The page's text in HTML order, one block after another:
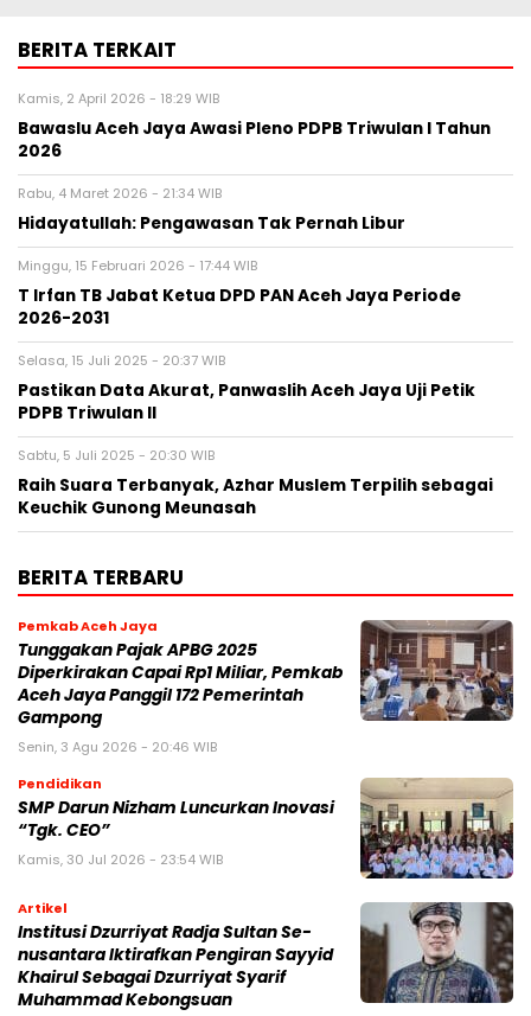
BERITA TERKAIT
Kamis, 2 April 2026 - 18:29 WIB
Bawaslu Aceh Jaya Awasi Pleno PDPB Triwulan I Tahun
2026
Rabu, 4 Maret 2026 - 21:34 WIB
Hidayatullah: Pengawasan Tak Pernah Libur
Minggu, 15 Februari 2026 - 17:44 WIB
T Irfan TB Jabat Ketua DPD PAN Aceh Jaya Periode
2026-2031
Selasa, 15 Juli 2025 - 20:37 WIB
Pastikan Data Akurat, Panwaslih Aceh Jaya Uji Petik
PDPB Triwulan II
Sabtu, 5 Juli 2025 - 20:30 WIB
Raih Suara Terbanyak, Azhar Muslem Terpilih sebagai
Keuchik Gunong Meunasah
BERITA TERBARU
Pemkab Aceh Jaya
Tunggakan Pajak APBG 2025
Diperkirakan Capai Rp1 Miliar, Pemkab
Aceh Jaya Panggil 172 Pemerintah
Gampong
Senin, 3 Agu 2026 - 20:46 WIB
Pendidikan
SMP Darun Nizham Luncurkan Inovasi
“Tgk. CEO”
Kamis, 30 Jul 2026 - 23:54 WIB
Artikel
Institusi Dzurriyat Radja Sultan Se-
nusantara Iktirafkan Pengiran Sayyid
Khairul Sebagai Dzurriyat Syarif
Muhammad Kebongsuan